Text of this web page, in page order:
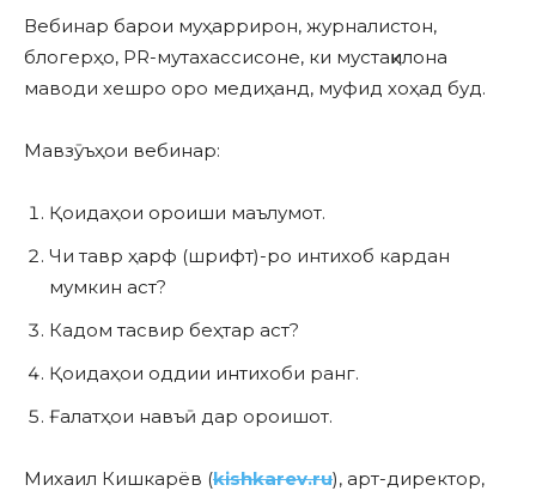
Вебинар барои муҳаррирон, журналистон,
блогерҳо, PR-мутахассисоне, ки мустақилона
маводи хешро оро медиҳанд, муфид хоҳад буд.
Мавзӯъҳои вебинар:
Қоидаҳои ороиши маълумот.
Чи тавр ҳарф (шрифт)-ро интихоб кардан
мумкин аст?
Кадом тасвир беҳтар аст?
Қоидаҳои оддии интихоби ранг.
Ғалатҳои навъӣ дар ороишот.
Михаил Кишкарёв (kishkarev.ru), арт-директор,